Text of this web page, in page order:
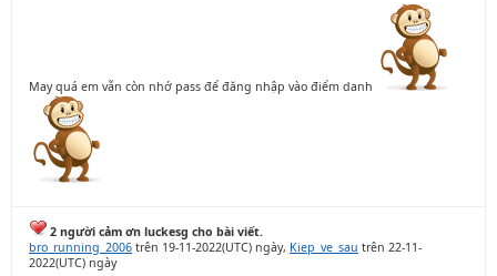
May quá em vẫn còn nhớ pass để đăng nhập vào điểm danh
2 người cảm ơn luckesg cho bài viết.
bro_running_2006 trên 19-11-2022(UTC) ngày, Kiep_ve_sau trên 22-11-
2022(UTC) ngày